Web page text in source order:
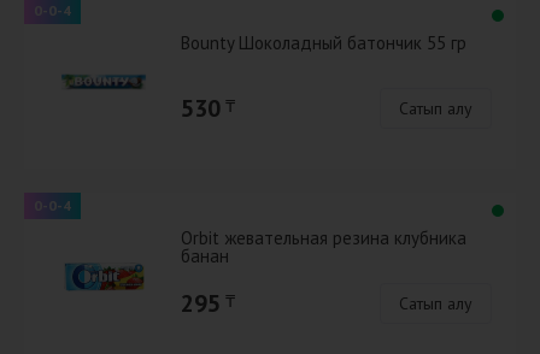
0-0-4
Bounty Шоколадный батончик 55 гр
530 ₸ Сатып алу
0-0-4
Orbit жевательная резина клубника
банан
295 ₸ Сатып алу